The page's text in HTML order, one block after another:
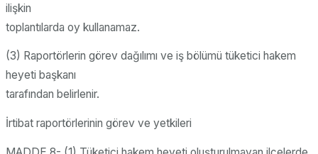
ilişkin
toplantılarda oy kullanamaz.
(3) Raportörlerin görev dağılımı ve iş bölümü tüketici hakem
heyeti başkanı
tarafından belirlenir.
İrtibat raportörlerinin görev ve yetkileri